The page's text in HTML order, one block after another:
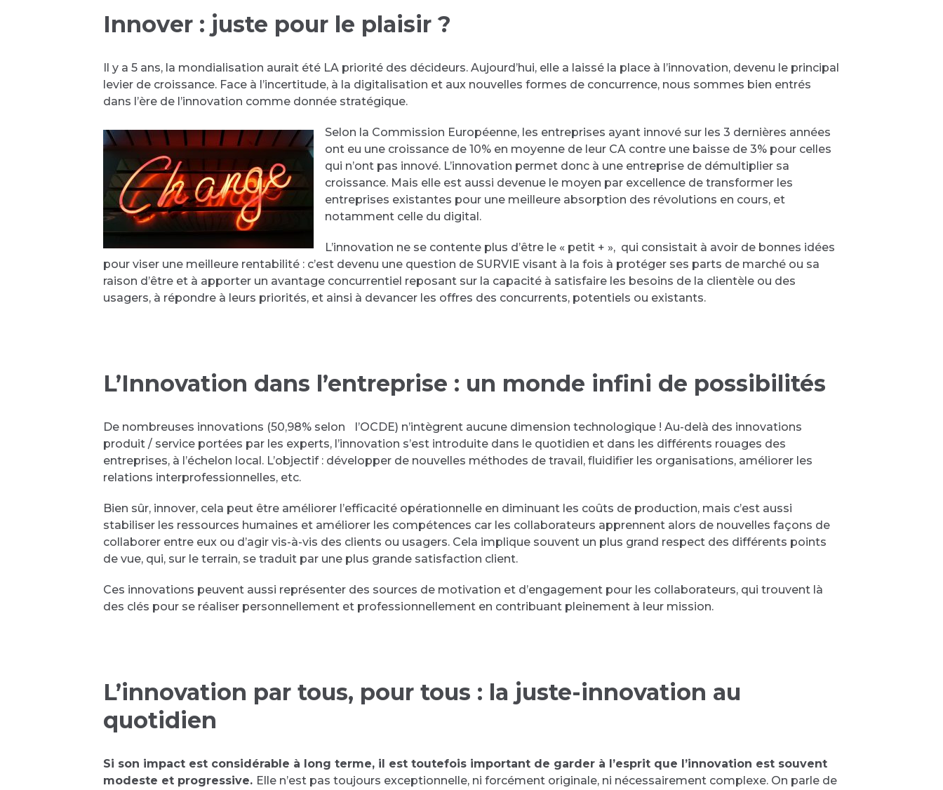
Innover : juste pour le plaisir ?
Il y a 5 ans, la mondialisation aurait été LA priorité des décideurs. Aujourd’hui, elle a laissé la place à l’innovation, devenu le principal
levier de croissance. Face à l’incertitude, à la digitalisation et aux nouvelles formes de concurrence, nous sommes bien entrés
dans l’ère de l’innovation comme donnée stratégique.
Selon la Commission Européenne, les entreprises ayant innové sur les 3 dernières années
ont eu une croissance de 10% en moyenne de leur CA contre une baisse de 3% pour celles
qui n’ont pas innové. L’innovation permet donc à une entreprise de démultiplier sa
croissance. Mais elle est aussi devenue le moyen par excellence de transformer les
entreprises existantes pour une meilleure absorption des révolutions en cours, et
notamment celle du digital.
L’innovation ne se contente plus d’être le « petit + », qui consistait à avoir de bonnes idées
pour viser une meilleure rentabilité : c’est devenu une question de SURVIE visant à la fois à protéger ses parts de marché ou sa
raison d’être et à apporter un avantage concurrentiel reposant sur la capacité à satisfaire les besoins de la clientèle ou des
usagers, à répondre à leurs priorités, et ainsi à devancer les offres des concurrents, potentiels ou existants.
L’Innovation dans l’entreprise : un monde infini de possibilités
De nombreuses innovations (50,98% selon l’OCDE) n’intègrent aucune dimension technologique ! Au-delà des innovations
produit / service portées par les experts, l’innovation s’est introduite dans le quotidien et dans les différents rouages des
entreprises, à l’échelon local. L’objectif : développer de nouvelles méthodes de travail, fluidifier les organisations, améliorer les
relations interprofessionnelles, etc.
Bien sûr, innover, cela peut être améliorer l’efficacité opérationnelle en diminuant les coûts de production, mais c’est aussi
stabiliser les ressources humaines et améliorer les compétences car les collaborateurs apprennent alors de nouvelles façons de
collaborer entre eux ou d’agir vis-à-vis des clients ou usagers. Cela implique souvent un plus grand respect des différents points
de vue, qui, sur le terrain, se traduit par une plus grande satisfaction client.
Ces innovations peuvent aussi représenter des sources de motivation et d’engagement pour les collaborateurs, qui trouvent là
des clés pour se réaliser personnellement et professionnellement en contribuant pleinement à leur mission.
L’innovation par tous, pour tous : la juste-innovation au
quotidien
Si son impact est considérable à long terme, il est toutefois important de garder à l’esprit que l’innovation est souvent
modeste et progressive. Elle n’est pas toujours exceptionnelle, ni forcément originale, ni nécessairement complexe. On parle de